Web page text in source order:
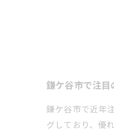
鎌ケ谷市で注
鎌ケ谷市で近年
グしており、優